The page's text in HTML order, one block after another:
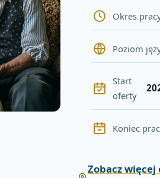
Okres
Poziom
Start
oferty
Koniec
Zobacz